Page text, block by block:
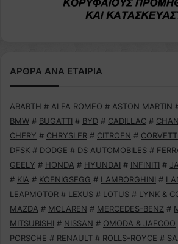
ΑΡΘΡΑ ΑΝΑ ΕΤΑΙΡΙΑ
ABARTH # ALFA ROMEO # ASTON MARTIN
BMW # BUGATTI # BYD # CADILLAC #
CHERY # CHRYSLER # CITROEN #
DFSK # DODGE # DS AUTOMOBILES #
GEELY # HONDA # HYUNDAI # INFINITI #
# KIA # KOENIGSEGG # LAMBORGHINI #
LEAPMOTOR # LEXUS # LOTUS # LYNK &
MAZDA # MCLAREN # MERCEDES-BENZ #
MITSUBISHI # NISSAN # OMODA & JAECOO
PORSCHE # RENAULT # ROLLS-ROYCE #